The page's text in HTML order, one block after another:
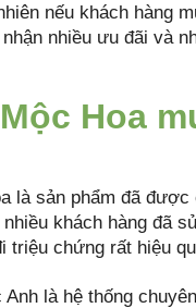
nếu khách hàng
nhiều ưu đãi và
Hoa
là sản phẩm đã
khách hàng đã
triệu chứng rất hiệu
Anh là hệ thống